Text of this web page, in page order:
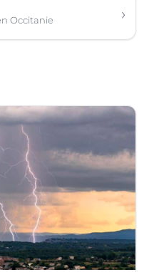
Occitanie ›